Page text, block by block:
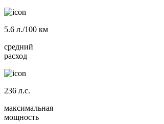
5.6 л./100 км
средний
расход
236 л.с.
максимальная
мощность